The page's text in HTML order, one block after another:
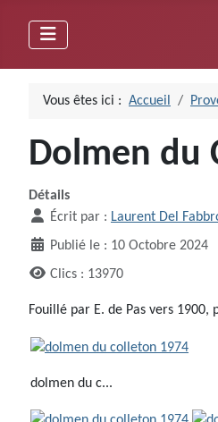
Vous êtes ici : Accueil
Dolmen du
Détails
Écrit par : Laurent Del
Publié le : 10 Octobre 2024
Clics : 13970
Fouillé par E. de Pas vers 1900,
dolmen du c...